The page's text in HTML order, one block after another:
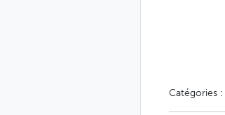
Catégories :